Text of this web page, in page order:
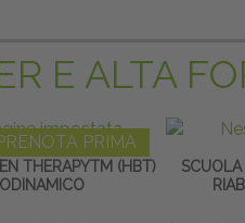
E ALTA
PRIMA
THERAPYTM (HBT)